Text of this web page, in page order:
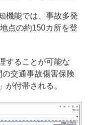
機能では、事故多発
点の約150カ所を登
することが可能な
の交通事故傷害保険
が付帯される。